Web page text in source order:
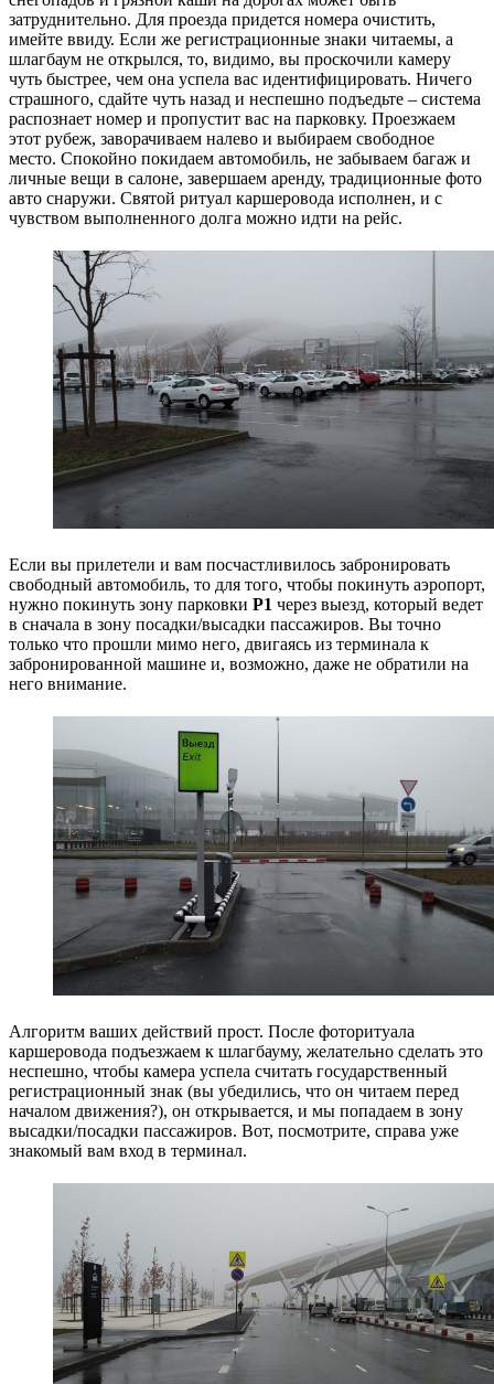
затруднительно. Для проезда придется номера очистить,
имейте ввиду. Если же регистрационные знаки читаемы, а
шлагбаум не открылся, то, видимо, вы проскочили камеру
чуть быстрее, чем она успела вас идентифицировать. Ничего
страшного, сдайте чуть назад и неспешно подъедьте – система
распознает номер и пропустит вас на парковку. Проезжаем
этот рубеж, заворачиваем налево и выбираем свободное
место. Спокойно покидаем автомобиль, не забываем багаж и
личные вещи в салоне, завершаем аренду, традиционные фото
авто снаружи. Святой ритуал каршеровода исполнен, и с
чувством выполненного долга можно идти на рейс.
Если вы прилетели и вам посчастливилось забронировать
свободный автомобиль, то для того, чтобы покинуть аэропорт,
нужно покинуть зону парковки Р1 через выезд, который ведет
в сначала в зону посадки/высадки пассажиров. Вы точно
только что прошли мимо него, двигаясь из терминала к
забронированной машине и, возможно, даже не обратили на
него внимание.
Алгоритм ваших действий прост. После фоторитуала
каршеровода подъезжаем к шлагбауму, желательно сделать это
неспешно, чтобы камера успела считать государственный
регистрационный знак (вы убедились, что он читаем перед
началом движения?), он открывается, и мы попадаем в зону
высадки/посадки пассажиров. Вот, посмотрите, справа уже
знакомый вам вход в терминал.